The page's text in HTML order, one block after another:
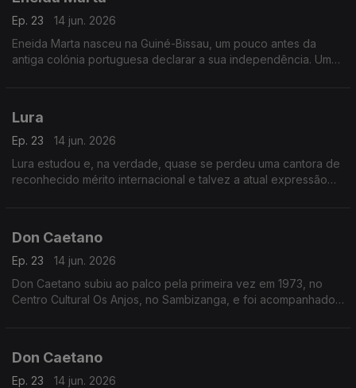
Ep. 23
14 jun. 2026
Eneida Marta nasceu na Guiné-Bissau, um pouco antes da
antiga colónia portuguesa declarar a sua independência. Uma
Lura
Ep. 23
14 jun. 2026
Lura estudou e, na verdade, quase se perdeu uma cantora de
reconhecido mérito internacional e talvez a atual expressão
Don Caetano
Ep. 23
14 jun. 2026
Don Caetano subiu ao palco pela primeira vez em 1973, no
Centro Cultural Os Anjos, no Sambizanga, e foi acompanhado
Don Caetano
Ep. 23
14 jun. 2026